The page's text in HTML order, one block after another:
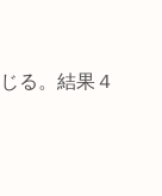
る。結果４